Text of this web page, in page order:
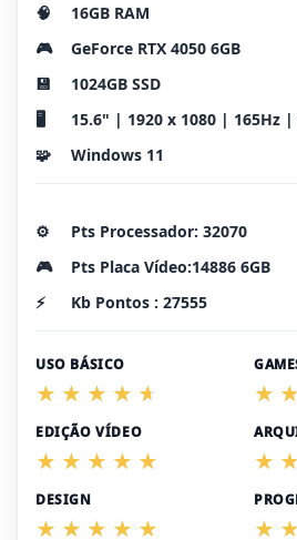
🧠
16GB RAM
🎮
GeForce RTX 4050 6GB
💾
1024GB SSD
🖥️
15.6" | 1920 x 1080 | 165Hz
🧩
Windows 11
⚙️
Pts Processador: 32070
🎮
Pts Placa Vídeo:14886 6GB
⚡
Kb Pontos : 27555
USO BÁSICO
EDIÇÃO VÍDEO
DESIGN